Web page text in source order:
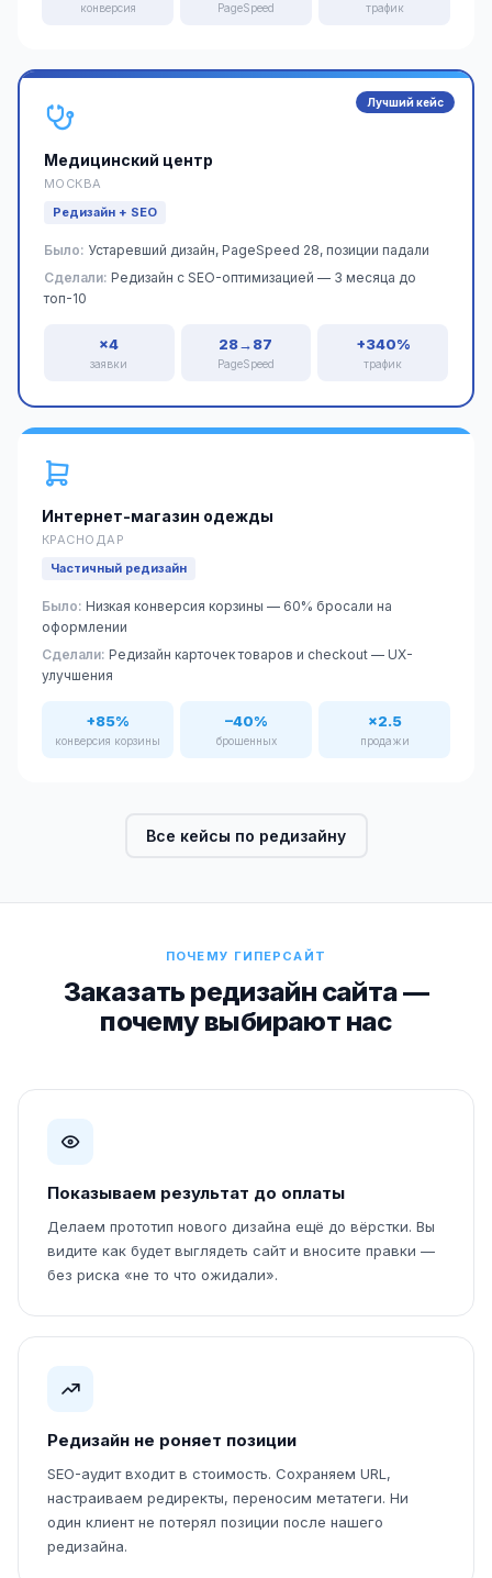
конверсия PageSpeed трафик
Лучший кейс
Медицинский центр
МОСКВА
Редизайн + SEO
Было: Устаревший дизайн, PageSpeed 28, позиции падали
Сделали: Редизайн с SEO-оптимизацией — 3 месяца до
топ-10
×4
заявки
28→87
PageSpeed
+340%
трафик
Интернет-магазин одежды
КРАСНОДАР
Частичный редизайн
Было: Низкая конверсия корзины — 60% бросали на
оформлении
Сделали: Редизайн карточек товаров и checkout — UX-
улучшения
+85%
конверсия корзины
–40%
брошенных
×2.5
продажи
Все кейсы по редизайну
ПОЧЕМУ ГИПЕРСАЙТ
Заказать редизайн сайта —
почему выбирают нас
Показываем результат до оплаты
Делаем прототип нового дизайна ещё до вёрстки. Вы
видите как будет выглядеть сайт и вносите правки —
без риска «не то что ожидали».
Редизайн не роняет позиции
SEO-аудит входит в стоимость. Сохраняем URL,
настраиваем редиректы, переносим метатеги. Ни
один клиент не потерял позиции после нашего
редизайна.